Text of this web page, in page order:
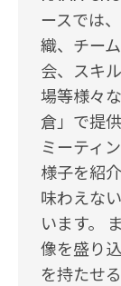
ースでは
織、チー
会、スキ
場等様々
倉」で提
ミーティ
様子を紹
味わえな
います。
像を盛り
を持たせ